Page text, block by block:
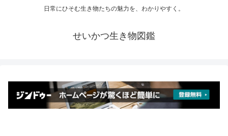
日常にひそむ生き物たちの魅力を、わかりやすく。
せいかつ生き物図鑑